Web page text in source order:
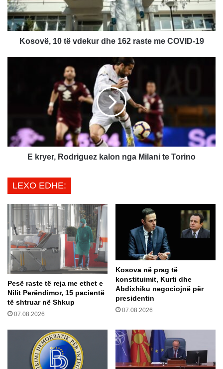
,
1
h
6
t
e
m
C
O
V
I
D
Kosovë, ​10 të vdekur dhe 162 raste me COVID-19
R
o
i
k
a
n
n
g
a
M
E kryer, Rodriguez kalon nga Milani te Torino
LEXO EDHE:
Pesë raste të reja me ethet e
Nilit Perëndimor, 15 pacientë
të shtruar në Shkup
07.08.2026
Kosova në prag të
konstituimit, Kurti dhe
Abdixhiku negociojnë për
presidentin
07.08.2026